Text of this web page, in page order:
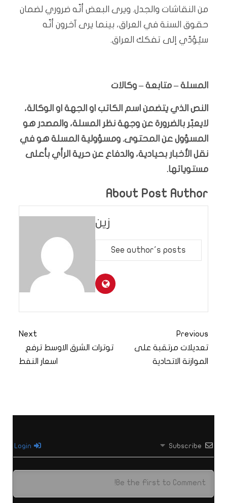
من النقاشات والجدل. ويرى البعض أنّه ضروري لضمان
حقوق السنة في العراق، بينما يرى آخرون أنّه
سيُؤدّي إلى تفكك العراق.
المسلة – متابعة – وكالات
النص الذي يتضمن اسم الكاتب او الجهة او الوكالة،
لايعبّر بالضرورة عن وجهة نظر المسلة، والمصدر هو
المسؤول عن المحتوى. ومسؤولية المسلة هو في
نقل الأخبار بحيادية، والدفاع عن حرية الرأي بأعلى
مستوياتها.
About Post Author
زين
See author's posts
Previous
تعديلات مرتقبة على
الموازنة الاتحادية
Next
توترات الشرق الاوسط ترفع
اسعار النفط
Subscribe